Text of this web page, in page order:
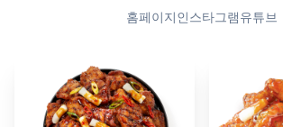
홈페이지인스타그램유튜브